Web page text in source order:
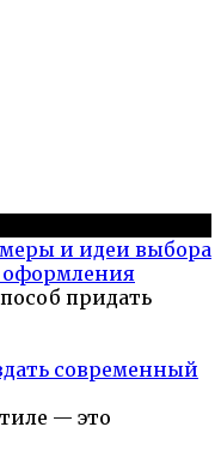
и идеи выбора
оформления
придать
современный
— это